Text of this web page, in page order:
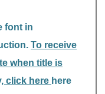
font in
To receive
when title is
click here here